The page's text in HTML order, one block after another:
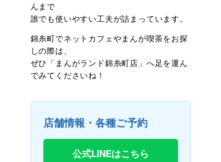
んまで
誰でも使いやすい工夫が詰まっています。
錦糸町でネットカフェやまんが喫茶をお探
しの際は、
ぜひ「まんがランド錦糸町店」へ足を運ん
でみてくださいね！
店舗情報・各種ご予約
公式LINEはこちら